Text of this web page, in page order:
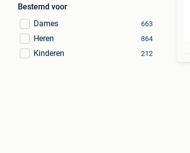
Bestemd voor
Dames
663
Heren 864
Kinderen 212